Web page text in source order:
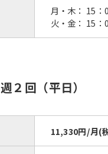
月・木： 15
火・金： 15
２回（平日）
11,330円/月(
For
automatic
the top
However, if